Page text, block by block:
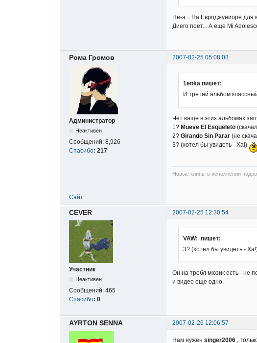
Не-а... На Евроджуниоре для
Диего поет... А еще Mi
Рома Громов 2007-02-25 05:08:03
Администратор
Неактивен
Сообщений: 8,926
Спасибо: 217
1enka пишет:
И третий альбом
Чёт ваще в этих альбомах
1? Mueve El Esqueleto
2? Girando Sin Parar (не
3? (хотел бы увидеть - Ха!)
Новые клипы в исполнении
Сайт
CEVER 2007-02-25 12:30:54
Участник
Неактивен
Сообщений: 465
Спасибо: 0
VAW: пишет:
3? (хотел бы увидеть -
Он на требл мюзик есть - не
и видео еще одно.
AYRTON SENNA 2007-02-26 12:06:57
Нам нужен singer2006 ,